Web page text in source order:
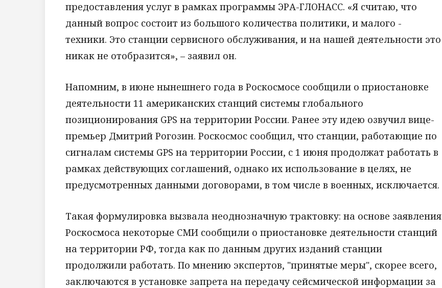
предоставления услуг в рамках программы ЭРА-ГЛОНАСС. «Я считаю, что
данный вопрос состоит из большого количества политики, и малого -
техники. Это станции сервисного обслуживания, и на нашей деятельности это
никак не отобразится», – заявил он.
Напомним, в июне нынешнего года в Роскосмосе сообщили о приостановке
деятельности 11 американских станций системы глобального
позиционирования GPS на территории России. Ранее эту идею озвучил вице-
премьер Дмитрий Рогозин. Роскосмос сообщил, что станции, работающие по
сигналам системы GPS на территории России, с 1 июня продолжат работать в
рамках действующих соглашений, однако их использование в целях, не
предусмотренных данными договорами, в том числе в военных, исключается.
Такая формулировка вызвала неоднозначную трактовку: на основе заявления
Роскосмоса некоторые СМИ сообщили о приостановке деятельности станций
на территории РФ, тогда как по данным других изданий станции
продолжили работать. По мнению экспертов, "принятые меры", скорее всего,
заключаются в установке запрета на передачу сейсмической информации за